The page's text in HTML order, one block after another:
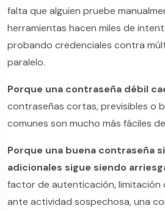
falta que alguien pruebe
herramientas hacen miles de
probando credenciales contra
paralelo.
Porque una contraseña débil
contraseñas cortas, previsibles o
comunes son mucho más fáciles
Porque una buena contraseña
adicionales sigue siendo
factor de autenticación, limitación
ante actividad sospechosa, una